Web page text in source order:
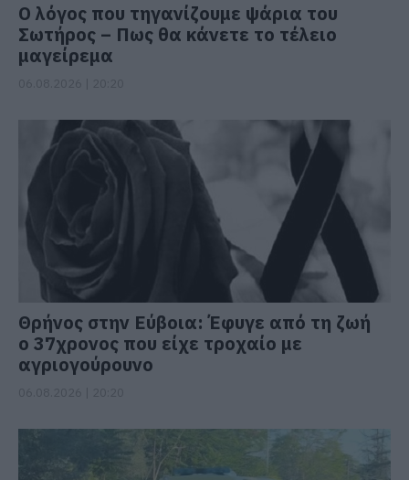
Ο λόγος που τηγανίζουμε ψάρια του
Σωτήρος – Πως θα κάνετε το τέλειο
μαγείρεμα
Θρήνος στην Εύβοια: Έφυγε από τη ζωή
ο 37χρονος που είχε τροχαίο με
αγριογούρουνο